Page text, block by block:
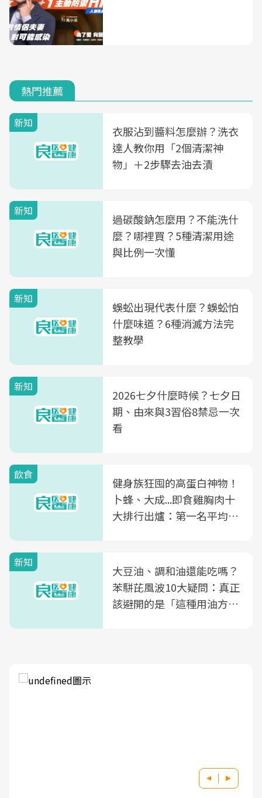
熱門推薦
新知
衣服沾到醬料怎麼辦？洗衣
達人教你用「2個清潔神
物」＋2步驟去油去漬
新知
過碳酸鈉怎麼用？不能洗什
麼？哪裡買？5種清潔用途
與比例一次懂
新知
蜈蚣出現代表什麼？蜈蚣怕
什麼味道？6種消滅方法完
整教學
新知
2026七夕什麼時候？七夕日
期、由來與3習俗8禁忌一次
看
飲食
健身族狂囤的高蛋白神物！
卜蜂、大成...即食雞胸肉十
大排行出爐：第一名平均一
新知
大豆油、調和油還能吃嗎？
苯駢芘風波10大疑問：真正
該避開的是「這種用油方